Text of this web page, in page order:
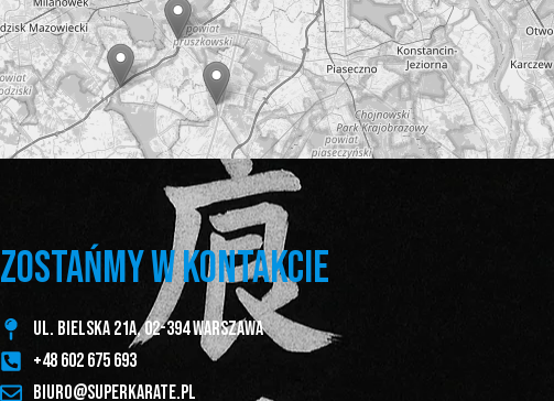
ZOSTAŃMY W KONTAKCIE
ul. Bielska 21A, 02-394 Warszawa
+48 602 675 693
biuro@superkarate.pl